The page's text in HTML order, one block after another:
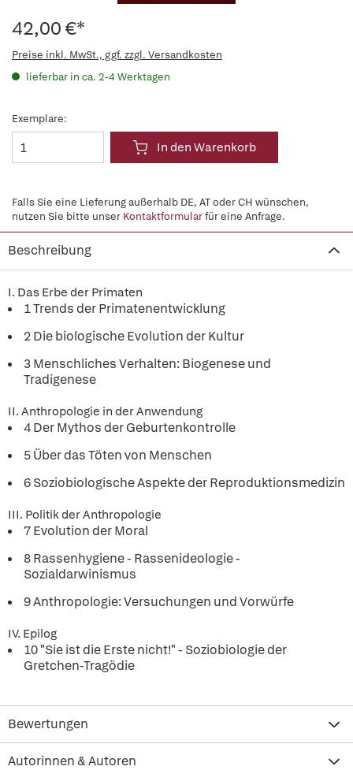
42,00 €*
Preise inkl. MwSt., ggf. zzgl. Versandkosten
lieferbar in ca. 2-4 Werktagen
Exemplare:
In den Warenkorb
Falls Sie eine Lieferung außerhalb DE, AT oder CH wünschen,
nutzen Sie bitte unser Kontaktformularfür eine Anfrage.
Beschreibung
I. Das Erbe der Primaten
1 Trends der Primatenentwicklung
2 Die biologische Evolution der Kultur
3 Menschliches Verhalten: Biogenese und
Tradigenese
II. Anthropologie in der Anwendung
4 Der Mythos der Geburtenkontrolle
5 Über das Töten von Menschen
6 Soziobiologische Aspekte der Reproduktionsmedizin
III. Politik der Anthropologie
7 Evolution der Moral
8 Rassenhygiene - Rassenideologie -
Sozialdarwinismus
9 Anthropologie: Versuchungen und Vorwürfe
IV. Epilog
10 "Sie ist die Erste nicht!" - Soziobiologie der
Gretchen-Tragödie
Bewertungen
Autorinnen & Autoren